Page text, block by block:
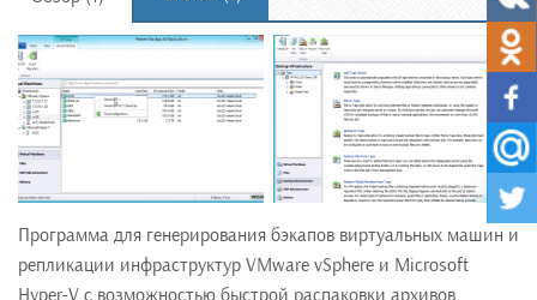
Программа для генерирования бэкапов виртуальных машин и
репликации инфраструктур VMware vSphere и Microsoft
Hyper-V с возможностью быстрой распаковки архивов.